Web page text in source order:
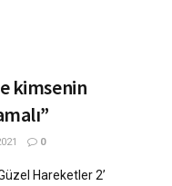
kimsenin
0
Hareketler 2’